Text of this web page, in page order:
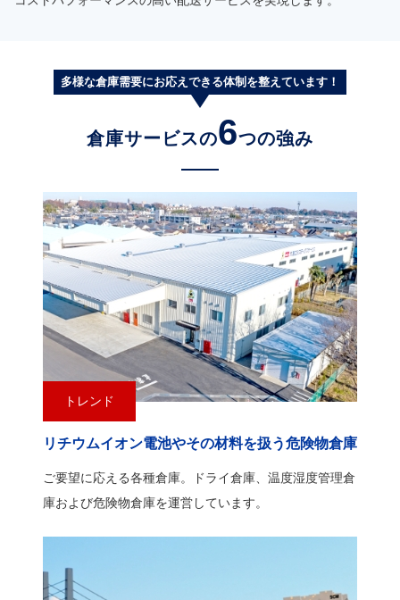
多様な倉庫需要にお応えできる体制を整えています！
倉庫サービスの6つの強み
トレンド
リチウムイオン電池やその材料を扱う危険物倉庫
ご要望に応える各種倉庫。ドライ倉庫、温度湿度管理倉
庫および危険物倉庫を運営しています。